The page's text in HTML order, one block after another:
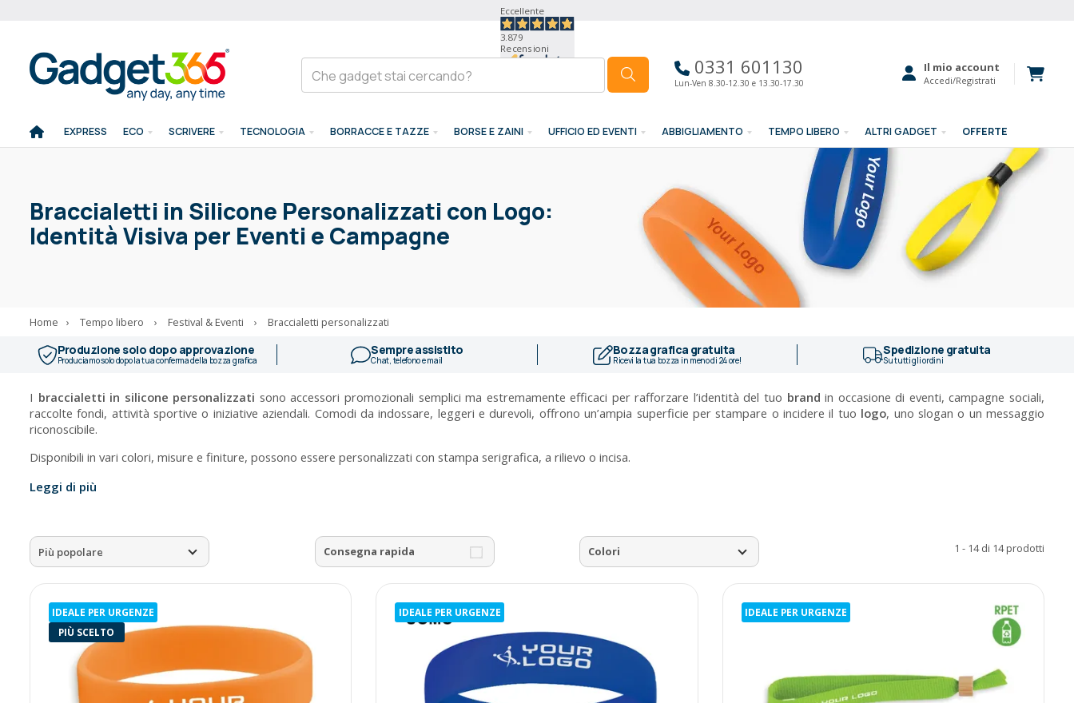
Eccellente
3.879
Recensioni
0331 601130
Lun-Ven 8.30-12.30 e 13.30-17.30
Il mio account
Accedi/Registrati
EXPRESS ECO SCRIVERE TECNOLOGIA BORRACCE E TAZZE BORSE E ZAINI UFFICIO ED EVENTI ABBIGLIAMENTO TEMPO LIBERO ALTRI GADGET OFFERTE
Braccialetti in Silicone Personalizzati con Logo:
Identità Visiva per Eventi e Campagne
Home › Tempo libero › Festival & Eventi › Braccialetti personalizzati
Produzione solo dopo approvazione
Produciamo solo dopo la tua conferma della bozza grafica
Sempre assistito
Chat, telefono e mail
Bozza grafica gratuita
Ricevi la tua bozza in meno di 24 ore!
Spedizione gratuita
Su tutti gli ordini
I braccialetti in silicone personalizzati sono accessori promozionali semplici ma estremamente efficaci per rafforzare l’identità del tuo brand in occasione di eventi, campagne sociali,
raccolte fondi, attività sportive o iniziative aziendali. Comodi da indossare, leggeri e durevoli, offrono un’ampia superficie per stampare o incidere il tuo logo, uno slogan o un messaggio
riconoscibile.
Disponibili in vari colori, misure e finiture, possono essere personalizzati con stampa serigrafica, a rilievo o incisa.
Leggi di più
Più popolare Consegna rapida Colori 1 - 14 di 14 prodotti
IDEALE PER URGENZE
PIÙ SCELTO
IDEALE PER URGENZE IDEALE PER URGENZE